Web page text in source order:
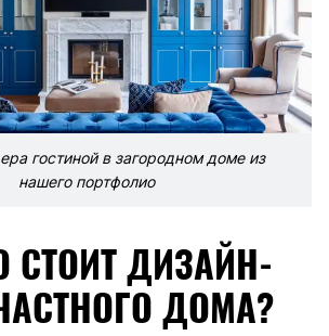
гостиной в загородном доме из
нашего портфолио
СТОИТ ДИЗАЙН-
ДОМА?